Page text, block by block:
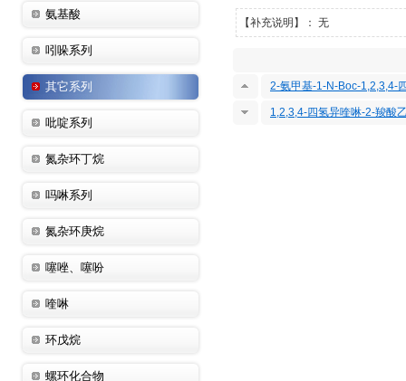
氨基酸
吲哚系列
其它系列
吡啶系列
氮杂环丁烷
吗啉系列
氮杂环庚烷
噻唑、噻吩
喹啉
环戊烷
螺环化合物
【补充说明】： 无
2-氨甲基-1-N-Boc-1,2,3,4-
1,2,3,4-四氢异喹啉-2-羧酸